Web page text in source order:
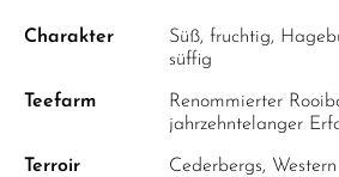
LINDENBLÜTEN
MALVEN
Charakter
Süß, fruchtig,
süffig
Teefarm
Renommierter
jahrzehntelanger
Terroir Cederbergs,